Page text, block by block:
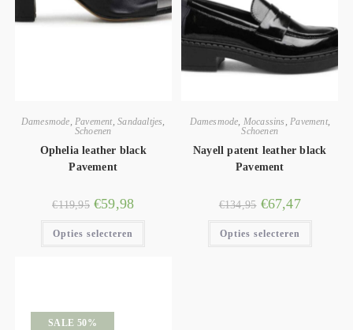
Damesmode Pavement,Sandaaltjes
Schoenen
Ophelia leather black
Pavement
€119,95 €59,98
Opties selecteren
Damesmode Mocassins Pavement,
Schoenen
Nayell patent leather black
Pavement
€134,95 €67,47
Opties selecteren
SALE 50%